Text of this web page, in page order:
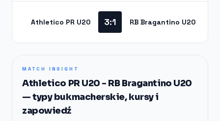
Athletico PR U20 3:1 RB Bragantino U20
MATCH INSIGHT
Athletico PR U20 - RB Bragantino U20
— typy bukmacherskie, kursy i
zapowiedź